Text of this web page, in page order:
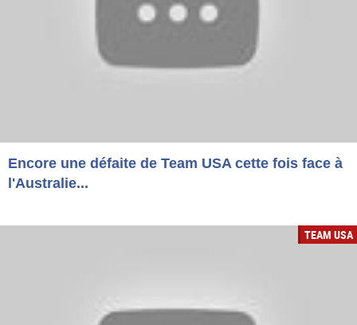
Encore une défaite de Team USA cette fois face à
l'Australie...
TEAM USA